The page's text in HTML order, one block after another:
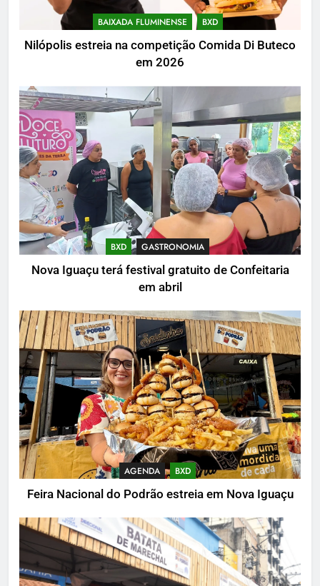
BAIXADA FLUMINENSE BXD
Nilópolis estreia na competição Comida Di Buteco
em 2026
BXD GASTRONOMIA
Nova Iguaçu terá festival gratuito de Confeitaria
em abril
AGENDA BXD
Feira Nacional do Podrão estreia em Nova Iguaçu